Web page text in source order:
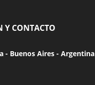
Y CONTACTO
- Buenos Aires - Argentina